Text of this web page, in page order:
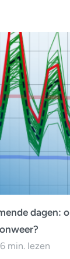
dagen:
min. lezen